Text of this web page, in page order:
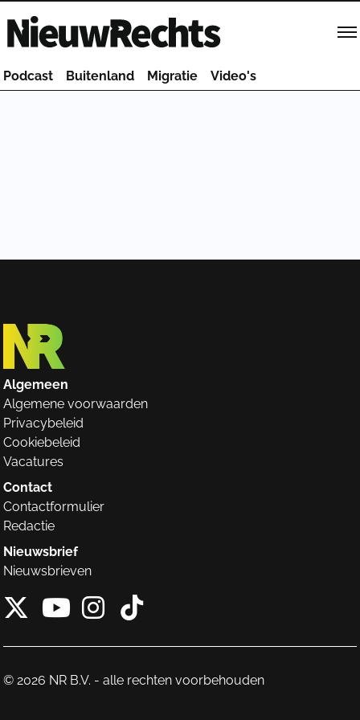
Homepage van NieuwRechts
Podcast Buitenland Migratie Video's
Algemeen
Algemene voorwaarden
Privacybeleid
Cookiebeleid
Vacatures
Contact
Contactformulier
Redactie
Nieuwsbrief
Nieuwsbrieven
X van NieuwRechts
Instagram van
Tiktok van
© 2026 NR B.V. - alle rechten voorbehouden